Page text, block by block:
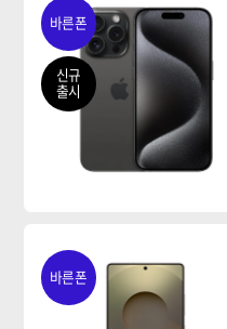
바른폰
신규
출시
바른폰